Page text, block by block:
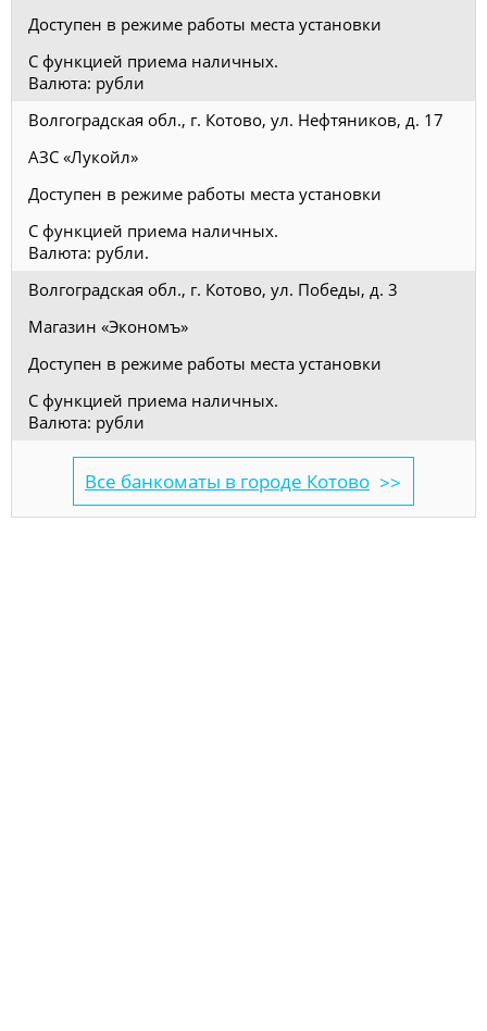
Доступен в режиме работы места установки
С функцией приема наличных.
Валюта: рубли
Волгоградская обл., г. Котово, ул. Нефтяников, д. 17
АЗС «Лукойл»
Доступен в режиме работы места установки
С функцией приема наличных.
Валюта: рубли.
Волгоградская обл., г. Котово, ул. Победы, д. 3
Магазин «Экономъ»
Доступен в режиме работы места установки
С функцией приема наличных.
Валюта: рубли
Все банкоматы в городе Котово